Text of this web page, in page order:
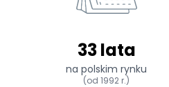
33 lata
na polskim rynku
(od 1992 r.)